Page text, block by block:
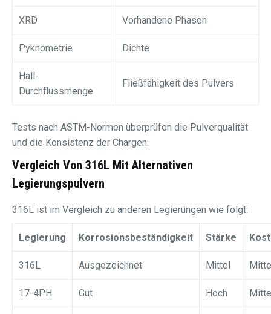
XRD Vorhandene Phasen
Pyknometrie Dichte
Hall-
Durchflussmenge
Fließfähigkeit des Pulvers
Tests nach ASTM-Normen überprüfen die Pulverqualität
und die Konsistenz der Chargen.
Vergleich Von 316L Mit Alternativen
Legierungspulvern
316L ist im Vergleich zu anderen Legierungen wie folgt:
Legierung Korrosionsbeständigkeit Stärke
316L Ausgezeichnet Mittel
17-4PH Gut Hoch